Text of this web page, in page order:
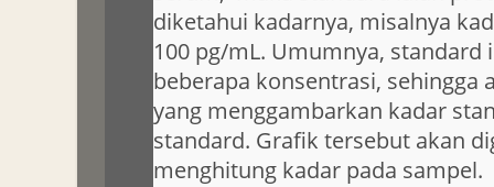
diketahui kadarnya, misalnya
100 pg/mL. Umumnya,
beberapa konsentrasi, sehingga
yang menggambarkan kadar
standard. Grafik tersebut akan
menghitung kadar pada sampel.